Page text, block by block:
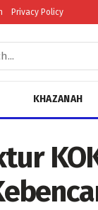
Privacy Policy
KHAZANAH